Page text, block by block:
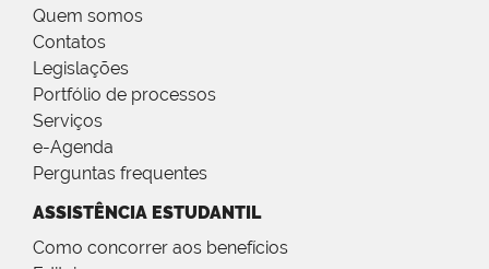
Quem somos
Contatos
Legislações
Portfólio de processos
Serviços
e-Agenda
Perguntas frequentes
ASSISTÊNCIA ESTUDANTIL
Como concorrer aos benefícios